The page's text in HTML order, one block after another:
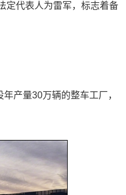
定代表人为雷军，标志着备
产量30万辆的整车工厂，